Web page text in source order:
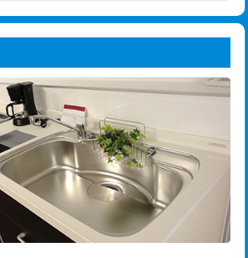
通便座⇔温水洗浄便
22,000円
ル加工)
ンド止め) 3,300円
持金具設置) 5,500円
温材使用（バンド止
5,500円
の掘削・埋め戻し作
11,000円
まで
用/3m超え +3,300円
33,000円
8,800円
防水処理・清掃・修
加工など（軽作業）
11,000円
防水処理・清掃・修
加工など（中作業）
22,000円